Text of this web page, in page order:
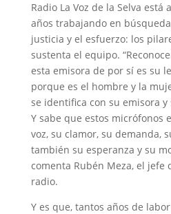
Radio La Voz de la Selva
años trabajando en
justicia y el esfuerzo: los
sustenta el equipo.
esta emisora de por sí es su
porque es el hombre y la
se identifica con su emisora
Y sabe que estos micrófonos
voz, su clamor, su demanda,
también su esperanza y su
comenta Rubén Meza, el jefe
radio.
Y es que, tantos años de